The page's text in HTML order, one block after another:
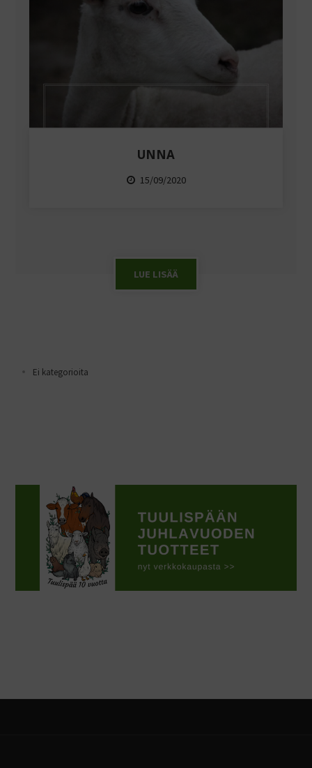
UNNA
15/09/2020
LUE LISÄÄ
Ei kategorioita